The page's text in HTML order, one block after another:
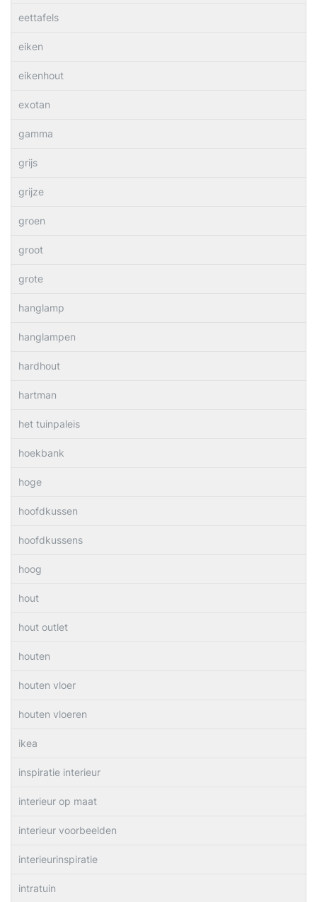
eettafels
eiken
eikenhout
exotan
gamma
grijs
grijze
groen
groot
grote
hanglamp
hanglampen
hardhout
hartman
het tuinpaleis
hoekbank
hoge
hoofdkussen
hoofdkussens
hoog
hout
hout outlet
houten
houten vloer
houten vloeren
ikea
inspiratie interieur
interieur op maat
interieur voorbeelden
interieurinspiratie
intratuin